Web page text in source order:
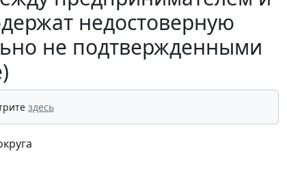
недостоверную
не подтвержденными
здесь